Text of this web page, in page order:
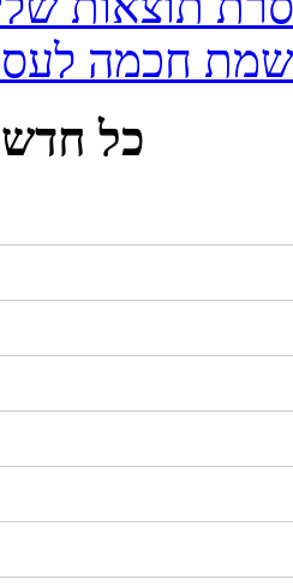
חכמה
כל